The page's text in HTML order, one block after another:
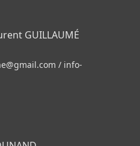
GUILLAUMÉ
/ info-